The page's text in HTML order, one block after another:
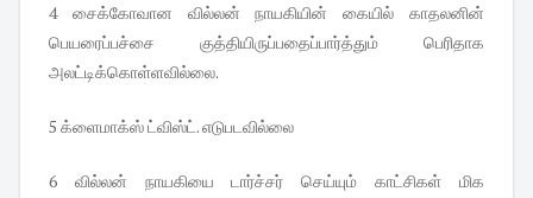
4 சைக்கோவான வில்லன் நாயகியின் கையில் காதலனின்
பெயரைப்பச்சை குத்தியிருப்பதைப்பார்த்தும் பெரிதாக
அலட்டிக்கொள்ளவில்லை.
5 க்ளைமாக்ஸ் ட்விஸ்ட். எடுபடவில்லை
6 வில்லன் நாயகியை டார்ச்சர் செய்யும் காட்சிகள் மிக